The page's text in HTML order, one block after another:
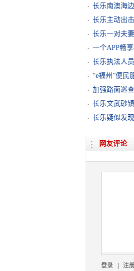
长乐南澳海
长乐主动出
长乐一对夫
一个APP畅
长乐执法人
“e福州”便民
加强路面巡
长乐文武砂
长乐疑似发
网友评论
登录 注